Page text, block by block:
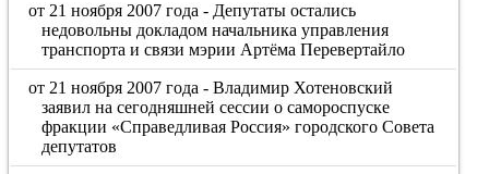
от 21 ноября 2007 года - Депутаты остались
недовольны докладом начальника управления
транспорта и связи мэрии Артёма Перевертайло
от 21 ноября 2007 года - Владимир Хотеновский
заявил на сегодняшней сессии о самороспуске
фракции «Справедливая Россия» городского Совета
депутатов